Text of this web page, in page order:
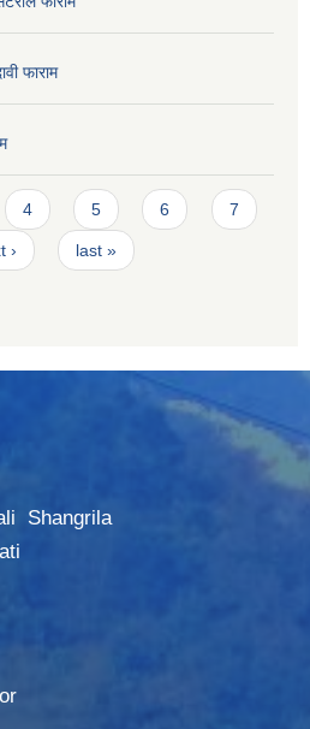
फाराम
4 5 6 7
› last »
Shangrila